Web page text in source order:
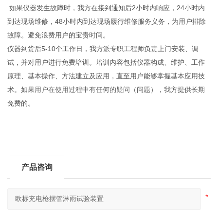
如果仪器发生故障时，我方在接到通知后2小时内响应，24小时内
到达现场维修，48小时内到达现场履行维修服务义务，为用户排除
故障。避免浪费用户的宝贵时间。
仪器到货后5-10个工作日，我方派专职工程师负责上门安装、调
试，并对用户进行免费培训。培训内容包括仪器构成、维护、工作
原理、基本操作、方法建立及应用，直至用户能够掌握基本应用技
术。如果用户在使用过程中有任何的疑问（问题），我方提供长期
免费的。
产品咨询